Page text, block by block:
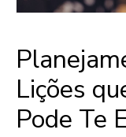
Lições
Pode Te